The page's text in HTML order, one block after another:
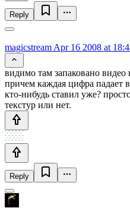
Reply
magicstream Apr 16 2008 at
видимо там запаковано
причем каждая цифра падает
кто-нибудь ставил уже?
текстур или нет.
Reply